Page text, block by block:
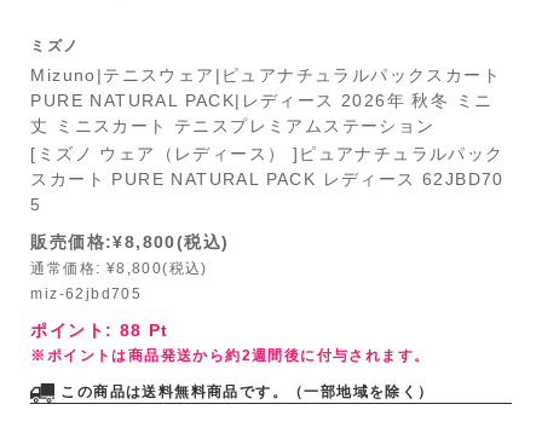
ミズノ
Mizuno|テニスウェア|ピュアナチュラルパックスカート
PURE NATURAL PACK|レディース 2026年 秋冬 ミニ
丈 ミニスカート テニスプレミアムステーション
[ミズノ ウェア（レディース） ]ピュアナチュラルパック
スカート PURE NATURAL PACK レディース 62JBD70
5
販売価格:¥8,800(税込)
通常価格: ¥8,800(税込)
miz-62jbd705
ポイント: 88 Pt
※ポイントは商品発送から約2週間後に付与されます。
この商品は送料無料商品です。（一部地域を除く）